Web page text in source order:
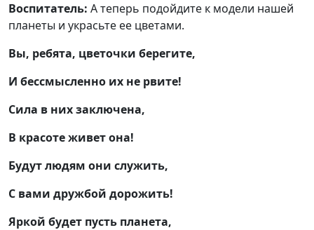
Воспитатель: А теперь подойдите к модели нашей
планеты и украсьте ее цветами.
Вы, ребята, цветочки берегите,
И бессмысленно их не рвите!
Сила в них заключена,
В красоте живет она!
Будут людям они служить,
С вами дружбой дорожить!
Яркой будет пусть планета,